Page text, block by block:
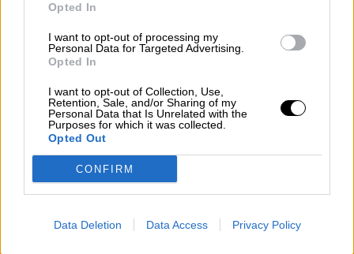
Opted In
I want to opt-out of processing my
Personal Data for Targeted Advertising.
Opted In
I want to opt-out of Collection, Use,
Retention, Sale, and/or Sharing of my
Personal Data that Is Unrelated with the
Purposes for which it was collected.
Opted Out
CONFIRM
Data Deletion Data Access Privacy Policy
España suma 157.447 casos y 162
muertes por COVID-19, mientras
desciende levemente la presión
hospitalaria
Rodrigo Herrero
Más artículos de este autor